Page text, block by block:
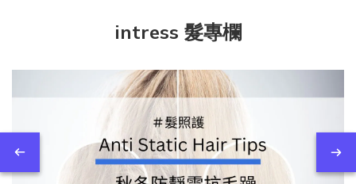
intress 髮專欄